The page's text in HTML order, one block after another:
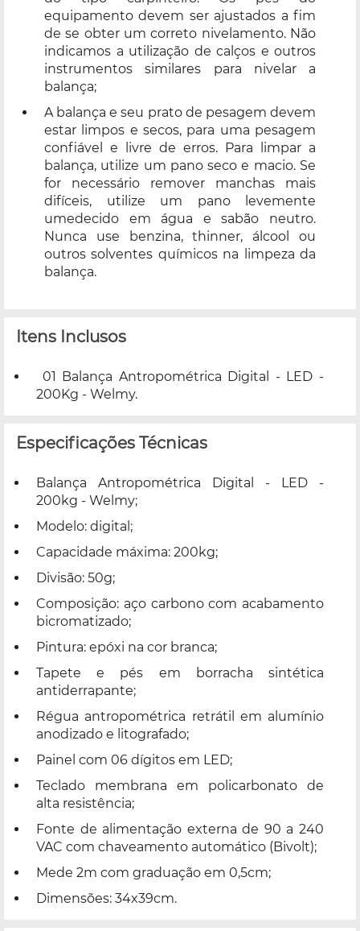
equipamento devem ser ajustados a fim
de se obter um correto nivelamento. Não
indicamos a utilização de calços e outros
instrumentos similares para nivelar a
balança;
A balança e seu prato de pesagem devem
estar limpos e secos, para uma pesagem
confiável e livre de erros. Para limpar a
balança, utilize um pano seco e macio. Se
for necessário remover manchas mais
difíceis, utilize um pano levemente
umedecido em água e sabão neutro.
Nunca use benzina, thinner, álcool ou
outros solventes químicos na limpeza da
balança.
Itens Inclusos
01 Balança Antropométrica Digital - LED -
200Kg - Welmy.
Especificações Técnicas
Balança Antropométrica Digital - LED -
200kg - Welmy;
Modelo: digital;
Capacidade máxima: 200kg;
Divisão: 50g;
Composição: aço carbono com acabamento
bicromatizado;
Pintura: epóxi na cor branca;
Tapete e pés em borracha sintética
antiderrapante;
Régua antropométrica retrátil em alumínio
anodizado e litografado;
Painel com 06 dígitos em LED;
Teclado membrana em policarbonato de
alta resistência;
Fonte de alimentação externa de 90 a 240
VAC com chaveamento automático (Bivolt);
Mede 2m com graduação em 0,5cm;
Dimensões: 34x39cm.